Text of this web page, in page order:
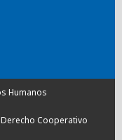
Humanos
Cooperativo